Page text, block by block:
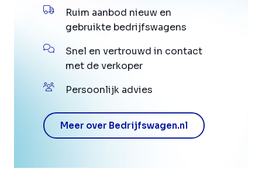
Ruim aanbod nieuw en
gebruikte bedrijfswagens
Snel en vertrouwd in contact
met de verkoper
Persoonlijk advies
Meer over Bedrijfswagen.nl